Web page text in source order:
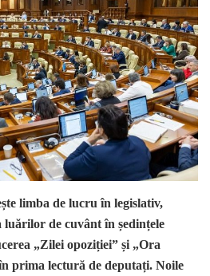
limba de lucru în legislativ,
luărilor de cuvânt în ședințele
„Zilei opoziției” și „Ora
prima lectură de deputați. Noile